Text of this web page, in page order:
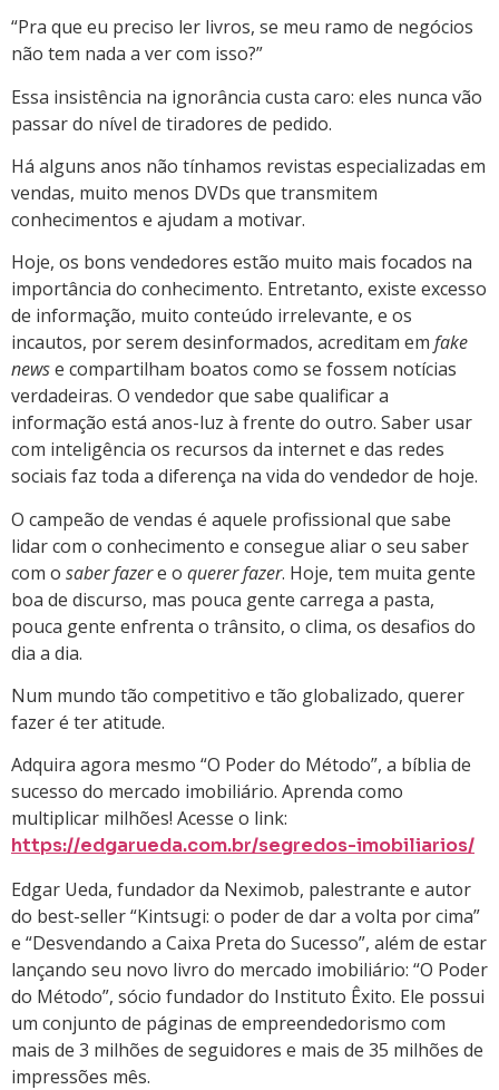
“Pra que eu preciso ler livros, se meu ramo de negócios
não tem nada a ver com isso?”
Essa insistência na ignorância custa caro: eles nunca vão
passar do nível de tiradores de pedido.
Há alguns anos não tínhamos revistas especializadas em
vendas, muito menos DVDs que transmitem
conhecimentos e ajudam a motivar.
Hoje, os bons vendedores estão muito mais focados na
importância do conhecimento. Entretanto, existe excesso
de informação, muito conteúdo irrelevante, e os
incautos, por serem desinformados, acreditam em fake
newse compartilham boatos como se fossem notícias
verdadeiras. O vendedor que sabe qualificar a
informação está anos-luz à frente do outro. Saber usar
com inteligência os recursos da internet e das redes
sociais faz toda a diferença na vida do vendedor de hoje.
O campeão de vendas é aquele profissional que sabe
lidar com o conhecimento e consegue aliar o seu saber
com o saber fazere o querer fazer. Hoje, tem muita gente
boa de discurso, mas pouca gente carrega a pasta,
pouca gente enfrenta o trânsito, o clima, os desafios do
dia a dia.
Num mundo tão competitivo e tão globalizado, querer
fazer é ter atitude.
Adquira agora mesmo “O Poder do Método”, a bíblia de
sucesso do mercado imobiliário. Aprenda como
multiplicar milhões! Acesse o link:
https://edgarueda.com.br/segredos-imobiliarios/
Edgar Ueda, fundador da Neximob, palestrante e autor
do best-seller “Kintsugi: o poder de dar a volta por cima”
e “Desvendando a Caixa Preta do Sucesso”, além de estar
lançando seu novo livro do mercado imobiliário: “O Poder
do Método”, sócio fundador do Instituto Êxito. Ele possui
um conjunto de páginas de empreendedorismo com
mais de 3 milhões de seguidores e mais de 35 milhões de
impressões mês.